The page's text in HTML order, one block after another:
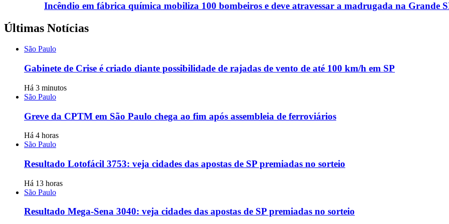
Incêndio em fábrica química mobiliza 100 bombeiros e deve atravessar a madrugada na Grande
Últimas Notícias
São Paulo
Gabinete de Crise é criado diante possibilidade de rajadas de vento de até 100 km/h em SP
Há 3 minutos
São Paulo
Greve da CPTM em São Paulo chega ao fim após assembleia de ferroviários
Há 4 horas
São Paulo
Resultado Lotofácil 3753: veja cidades das apostas de SP premiadas no sorteio
Há 13 horas
São Paulo
Resultado Mega-Sena 3040: veja cidades das apostas de SP premiadas no sorteio